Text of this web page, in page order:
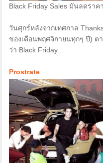
Black Friday Sales มันลดรา
วันศุกร์หลังจากเทศกาล
ของเดือนพฤศจิกายนทุกๆ ปี) ต
ว่า Black Friday...
Prostrate